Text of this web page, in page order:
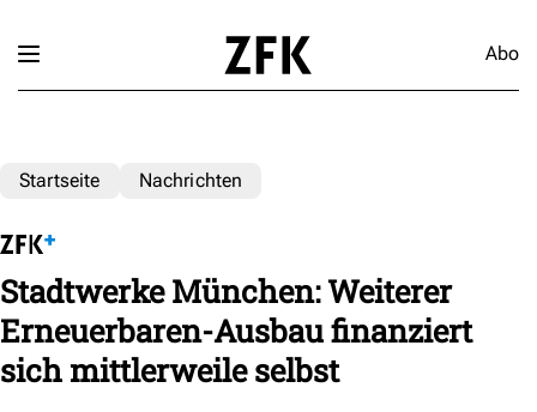
Abo
Startseite Nachrichten
Stadtwerke München: Weiterer
Erneuerbaren-Ausbau finanziert
sich mittlerweile selbst